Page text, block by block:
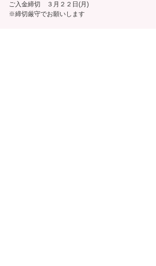
ご入金締切　３月２２日(月)
※締切厳守でお願いします